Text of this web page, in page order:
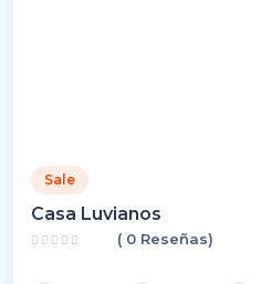
Sale
Casa Luvianos
( 0 Reseñas)